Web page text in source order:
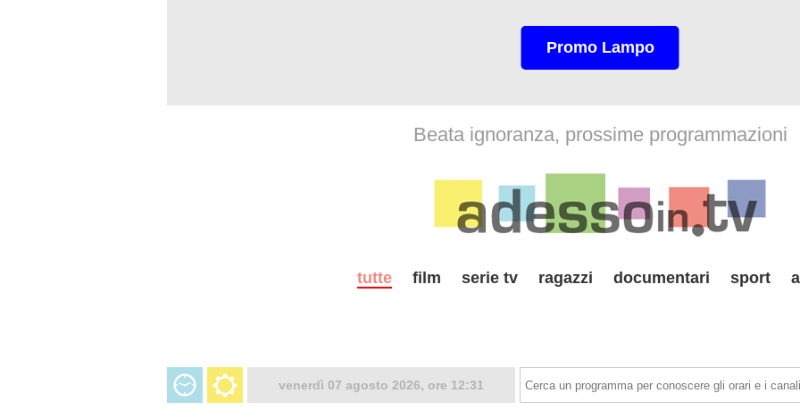
Promo Lampo
Beata ignoranza, prossime programmazioni
tutte film serie tv ragazzi documentari sport
venerdì 07 agosto 2026, ore 12:31